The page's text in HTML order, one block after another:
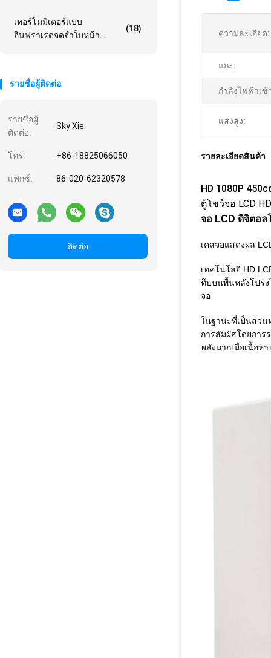
เทอร์โมมิเตอร์แบบ
อินฟราเรดจดจำใบหน้า...
(18)
รายชื่อผู้ติดต่อ
รายชื่อผู้
ติดต่อ:
Sky Xie
โทร: +86-18825066050
แฟกซ์: 86-020-62320578
ติดต่อ
ความละเอียด:
แกะ:
กำลังไฟฟ้าเข้
แสงสูง:
รายละเอียดสินค้า
HD 1080P
ตู้โชว์จอ LCD
จอ LCD ดิจิตอ
เคสจอแสดงผล
เทคโนโลยี HD
ทึบบนพื้นหลังโปร่ง
จอ
ในฐานะที่เป็นส่วน
การสัมผัสโดยการ
พลังมากเมื่อเนื้อห